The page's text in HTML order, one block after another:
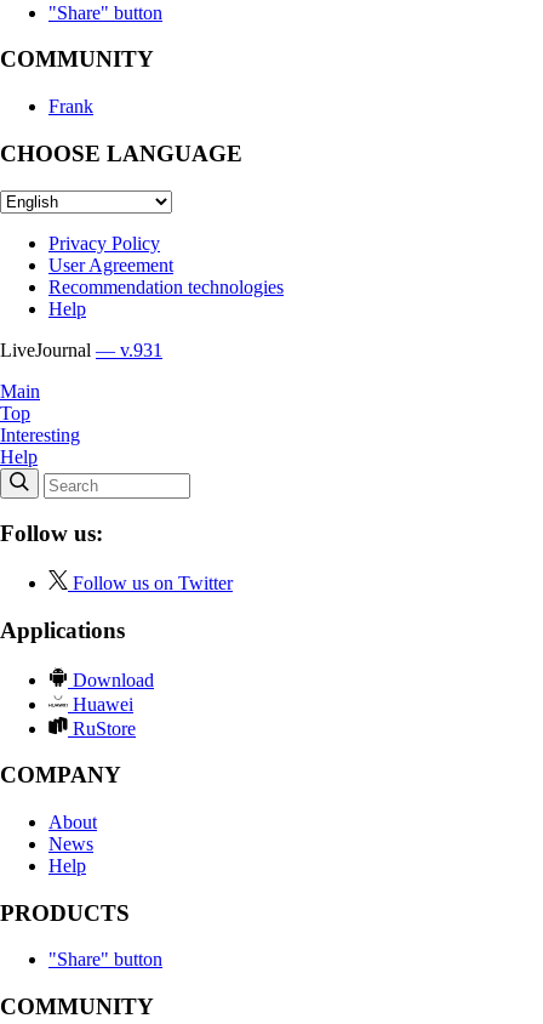
"Share" button
COMMUNITY
Frank
CHOOSE LANGUAGE
Privacy Policy
User Agreement
Recommendation technologies
Help
LiveJournal — v.931
Main
Top
Interesting
Help
Follow us:
Follow us on Twitter
Applications
Download
Huawei
RuStore
COMPANY
About
News
Help
PRODUCTS
"Share" button
COMMUNITY